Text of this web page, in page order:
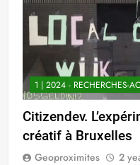
1 | 2024 - RECHERCHES-
Citizendev.
créatif à Bruxelles
Geoproximites 2